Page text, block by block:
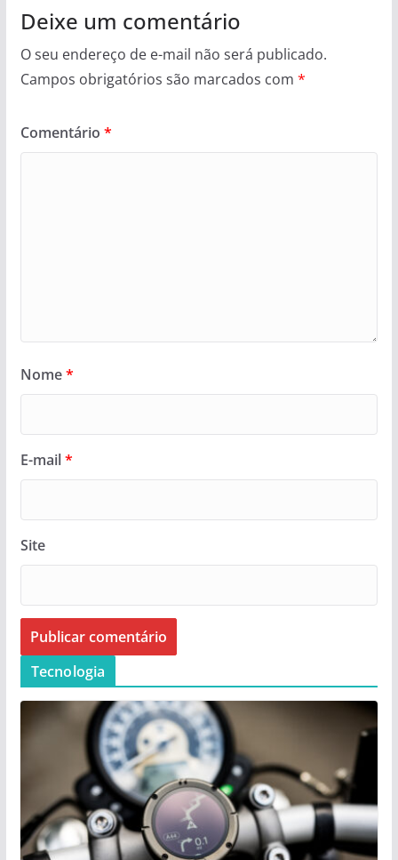
Deixe um comentário
O seu endereço de e-mail não será publicado.
Campos obrigatórios são marcados com *
Comentário *
Nome*
E-mail*
Site
Tecnologia